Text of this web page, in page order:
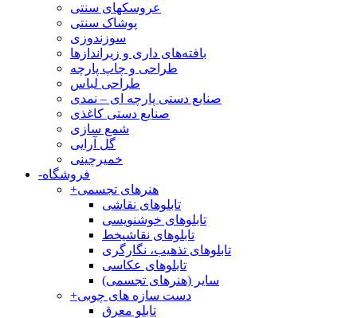
عروسکهای سنتی
پوشاک سنتی
سوزندوزی
بافته‌های داری و زیراندازها
طراحی و چاپ پارچه
طراحی لباس
صنایع دستی پارچه ای – نمدی
صنایع دستی کاغذی
شمع سازی
گل آرایی
خمیرچینی
-فروشگاه
+هنرهای تجسمی
تابلوهای نقاشی
تابلوهای خوشنویسی
تابلوهای نقاشیخط
تابلوهای تذهیب، نگارگری
تابلوهای عکاسی
سایر (هنرهای تجسمی)
+دست سازه های چوبی
تابلو معرق